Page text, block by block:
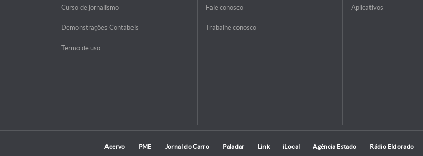
Curso de jornalismo
Demonstrações Contábeis
Termo de uso
Fale conosco
Trabalhe conosco
Aplicativos
Acervo PME Jornal do Carro Paladar Link iLocal Agência Estado Rádio Eldorado